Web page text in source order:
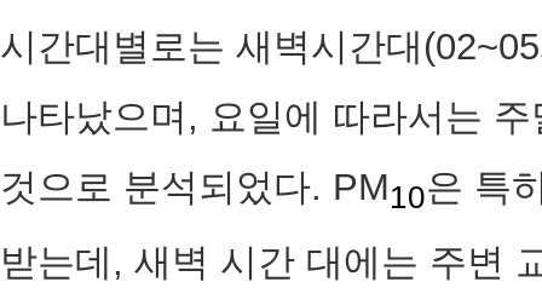
시간대별로는 새벽시간대
나타났으며, 요일에 따라서는
것으로 분석되었다. PM10은 특
받는데, 새벽 시간 대에는 주변